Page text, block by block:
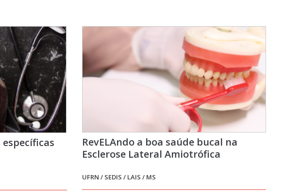
RevELAndo a boa saúde bucal na
Esclerose Lateral Amiotrófica
UFRN / SEDIS / LAIS / MS